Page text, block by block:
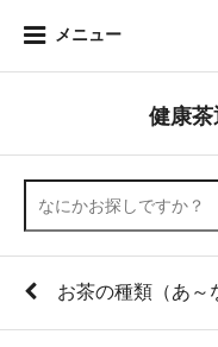
メニュー
健康
お茶の種類（あ～